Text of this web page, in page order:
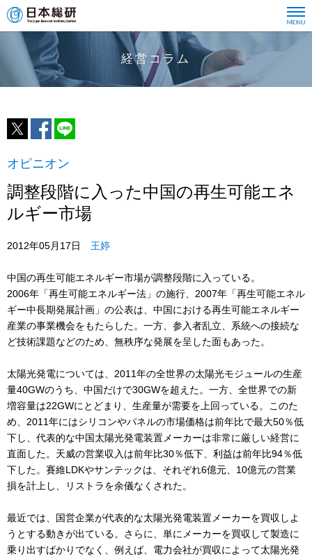
経営コラム
オピニオン
調整段階に入った中国の再生可能エネ
ルギー市場
2012年05月17日 王婷
中国の再生可能エネルギー市場が調整段階に入っている。
2006年「再生可能エネルギー法」の施行、2007年「再生可能エネル
ギー中長期発展計画」の公表は、中国における再生可能エネルギー
産業の事業機会をもたらした。一方、参入者乱立、系統への接続な
ど技術課題などのため、無秩序な発展を呈した面もあった。
太陽光発電については、2011年の全世界の太陽光モジュールの生産
量40GWのうち、中国だけで30GWを超えた。一方、全世界での新
増容量は22GWにとどまり、生産量が需要を上回っている。このた
め、2011年にはシリコンやパネルの市場価格は前年比で最大50％低
下し、代表的な中国太陽光発電装置メーカーは非常に厳しい経営に
直面した。天威の営業収入は前年比30％低下、利益は前年比94％低
下した。賽維LDKやサンテックは、それぞれ6億元、10億元の営業
損を計上し、リストラを余儀なくされた。
最近では、国営企業が代表的な太陽光発電装置メーカーを買収しよ
うとする動きが出ている。さらに、単にメーカーを買収して製造に
乗り出すばかりでなく、例えば、電力会社が買収によって太陽光発